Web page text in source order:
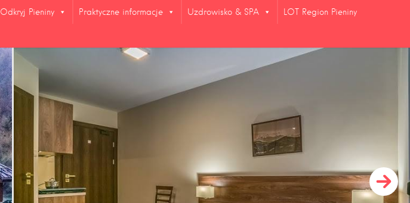
Odkryj Pieniny Praktyczne informacje Uzdrowisko & SPA LOT Region Pieniny